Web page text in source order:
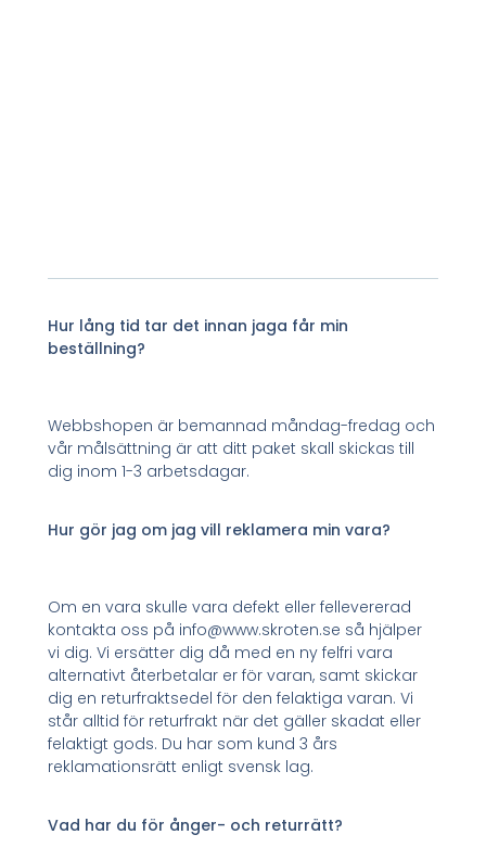
Hur lång tid tar det innan jaga får min
beställning?
Webbshopen är bemannad måndag-fredag och
vår målsättning är att ditt paket skall skickas till
dig inom 1-3 arbetsdagar.
Hur gör jag om jag vill reklamera min vara?
Om en vara skulle vara defekt eller fellevererad
kontakta oss på info@www.skroten.se så hjälper
vi dig. Vi ersätter dig då med en ny felfri vara
alternativt återbetalar er för varan, samt skickar
dig en returfraktsedel för den felaktiga varan. Vi
står alltid för returfrakt när det gäller skadat eller
felaktigt gods. Du har som kund 3 års
reklamationsrätt enligt svensk lag.
Vad har du för ånger- och returrätt?